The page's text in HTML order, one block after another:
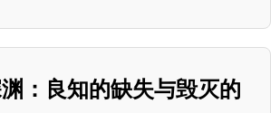
：良知的缺失与毁灭的